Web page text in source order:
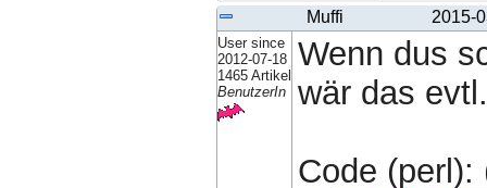
Muffi 2015-
User since
2012-07-18
1465 Artikel
BenutzerIn
Wenn dus
wär das
Code (perl):